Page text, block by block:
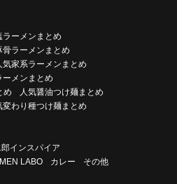
ラーメンまとめ
骨ラーメンまとめ
気家系ラーメンまとめ
ーメンまとめ
め
人気醤油つけ麺まとめ
変わり種つけ麺まとめ
インスパイア
LABO カレー その他